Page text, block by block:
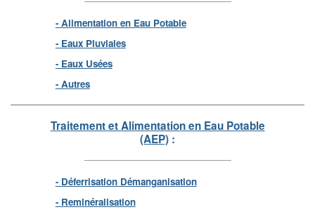
- Alimentation en Eau Potable
- Eaux Pluviales
- Eaux Usées
- Autres
Traitement et Alimentation en Eau Potable
(AEP) :
- Déferrisation Démanganisation
- Reminéralisation